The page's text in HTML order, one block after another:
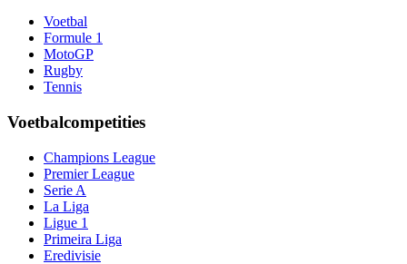
Voetbal
Formule 1
MotoGP
Rugby
Tennis
Voetbalcompetities
Champions League
Premier League
Serie A
La Liga
Ligue 1
Primeira Liga
Eredivisie